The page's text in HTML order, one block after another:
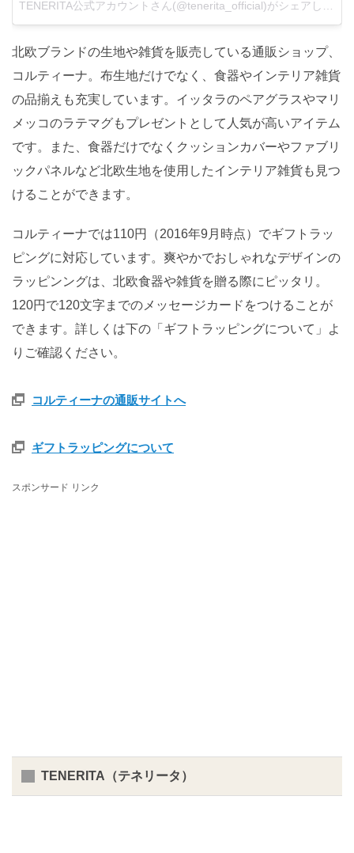
北欧ブランドの生地や雑貨を販売している通販ショップ、
コルティーナ。布生地だけでなく、食器やインテリア雑貨
の品揃えも充実しています。イッタラのペアグラスやマリ
メッコのラテマグもプレゼントとして人気が高いアイテム
です。また、食器だけでなくクッションカバーやファブリ
ックパネルなど北欧生地を使用したインテリア雑貨も見つ
けることができます。
コルティーナでは110円（2016年9月時点）でギフトラッ
ピングに対応しています。爽やかでおしゃれなデザインの
ラッピンングは、北欧食器や雑貨を贈る際にピッタリ。
120円で120文字までのメッセージカードをつけることが
できます。詳しくは下の「ギフトラッピングについて」よ
りご確認ください。
コルティーナの通販サイトへ
ギフトラッピングについて
スポンサード リンク
TENERITA（テネリータ）